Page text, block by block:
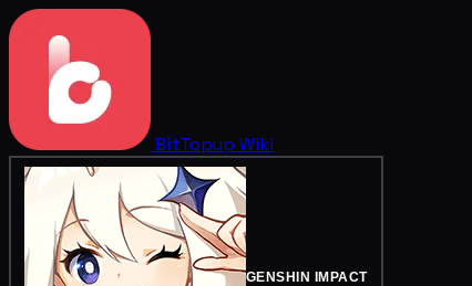
BitTopup Wiki
GENSHIN IMPACT